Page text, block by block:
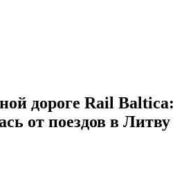
дороге Rail Baltica:
от поездов в Литву